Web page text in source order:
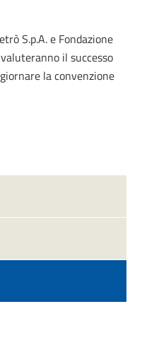
S.p.A. e Fondazione
il successo
la convenzione